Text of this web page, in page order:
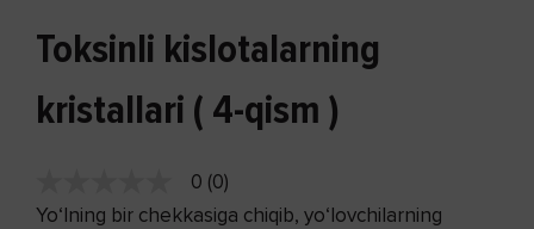
Toksinli kislotalarning
kristallari ( 4-qism )
0 (0)
Yo‘lning bir chekkasiga chiqib, yo‘lovchilarning